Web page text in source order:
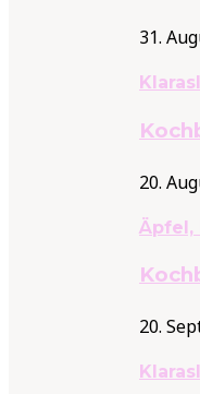
31.
20.
Äpfel,
20.